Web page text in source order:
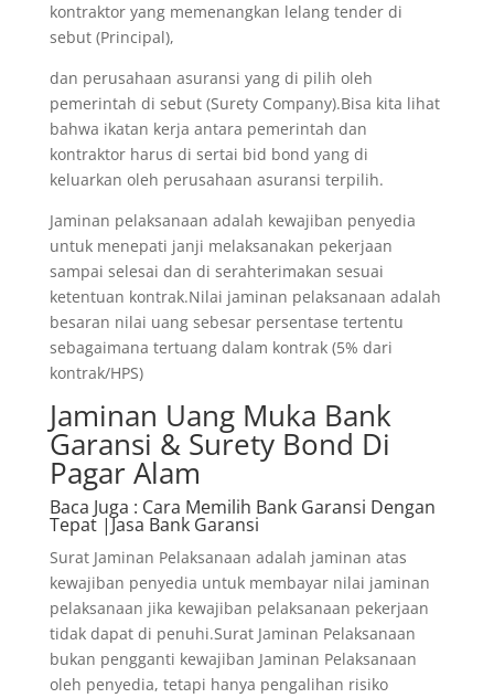
kontraktor yang memenangkan lelang tender di
sebut (Principal),
dan perusahaan asuransi yang di pilih oleh
pemerintah di sebut (Surety Company).Bisa kita lihat
bahwa ikatan kerja antara pemerintah dan
kontraktor harus di sertai bid bond yang di
keluarkan oleh perusahaan asuransi terpilih.
Jaminan pelaksanaan adalah kewajiban penyedia
untuk menepati janji melaksanakan pekerjaan
sampai selesai dan di serahterimakan sesuai
ketentuan kontrak.Nilai jaminan pelaksanaan adalah
besaran nilai uang sebesar persentase tertentu
sebagaimana tertuang dalam kontrak (5% dari
kontrak/HPS)
Jaminan Uang Muka Bank
Garansi & Surety Bond Di
Pagar Alam
Baca Juga : Cara Memilih Bank Garansi Dengan
Tepat |Jasa Bank Garansi
Surat Jaminan Pelaksanaan adalah jaminan atas
kewajiban penyedia untuk membayar nilai jaminan
pelaksanaan jika kewajiban pelaksanaan pekerjaan
tidak dapat di penuhi.Surat Jaminan Pelaksanaan
bukan pengganti kewajiban Jaminan Pelaksanaan
oleh penyedia, tetapi hanya pengalihan risiko